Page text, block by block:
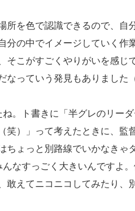
所を色で認識できるので、自
分の中でイメージしていく作
そこがすごくやりがいを感じ
っていう発見もありました（
。ト書きに「半グレのリー
笑）」って考えたときに、監
ちょっと別路線でいかなきゃ
んなすっごく大きいんですよ
敢えてニコニコしてみたり、